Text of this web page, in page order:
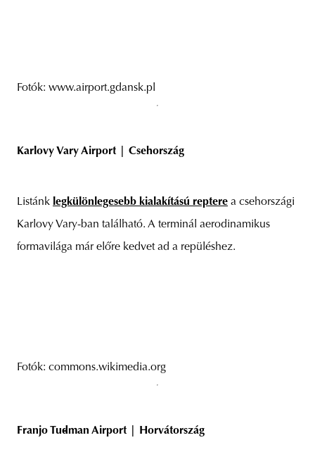
Fotók: www.airport.gdansk.pl
Karlovy Vary Airport | Csehország
Listánk legkülönlegesebb kialakítású reptere a csehországi
Karlovy Vary-ban található. A terminál aerodinamikus
formavilága már előre kedvet ad a repüléshez.
Fotók: commons.wikimedia.org
Franjo Tuđman Airport | Horvátország